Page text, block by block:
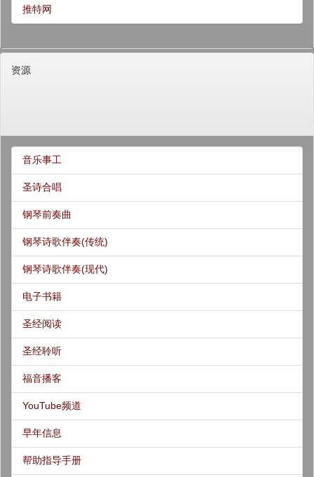
推特网
资源
音乐事工
圣诗合唱
钢琴前奏曲
钢琴诗歌伴奏(传统)
钢琴诗歌伴奏(现代)
电子书籍
圣经阅读
圣经聆听
福音播客
YouTube频道
早年信息
帮助指导手册